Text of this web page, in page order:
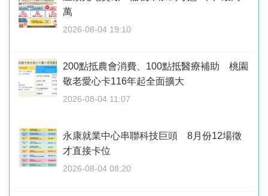
萬
2026-08-04 19:10
200點抵農會消費、100點抵醫療補助 桃園
敬老愛心卡116年起全面擴大
2026-08-04 11:07
永康就業中心串聯科技巨頭 8月份12場徵
才直接卡位
2026-08-04 08:20